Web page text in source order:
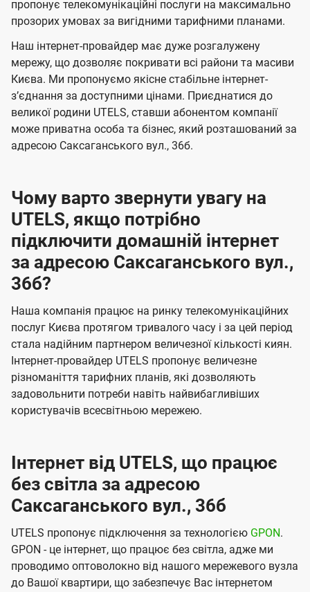
ї
U
t
e
l
s
а
ч
е
н
н
я
а
ч
е
н
н
я
пропонує телекомунікаційні послуги на максимально
прозорих умовах за вигідними тарифними планами.
Наш інтернет-провайдер має дуже розгалужену
мережу, що дозволяє покривати всі райони та масиви
Києва. Ми пропонуємо якісне стабільне інтернет-
зʼєднання за доступними цінами. Приєднатися до
великої родини UTELS, ставши абонентом компанії
може приватна особа та бізнес, який розташований за
адресою Саксаганського вул., 36б.
Чому варто звернути увагу на
UTELS, якщо потрібно
підключити домашній інтернет
за адресою Саксаганського вул.,
36б?
Наша компанія працює на ринку телекомунікаційних
послуг Києва протягом тривалого часу і за цей період
стала надійним партнером величезної кількості киян.
Інтернет-провайдер UTELS пропонує величезне
різноманіття тарифних планів, які дозволяють
задовольнити потреби навіть найвибагливіших
користувачів всесвітньою мережею.
Інтернет від UTELS, що працює
без світла за адресою
Саксаганського вул., 36б
UTELS пропонує підключення за технологією GPON.
GPON - це інтернет, що працює без світла, адже ми
проводимо оптоволокно від нашого мережевого вузла
до Вашої квартири, що забезпечує Вас інтернетом